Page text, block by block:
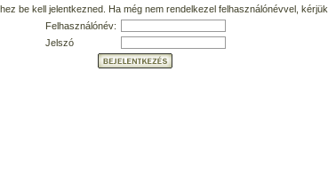
be kell jelentkezned. Ha még nem rendelkezel felhasználónévvel, kérjük
Felhasználónév:
Jelszó